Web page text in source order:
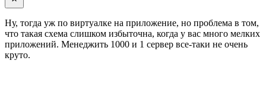
Ну, тогда уж по виртуалке на приложение, но проблема в том,
что такая схема слишком избыточна, когда у вас много мелких
приложений. Менеджить 1000 и 1 сервер все-таки не очень
круто.